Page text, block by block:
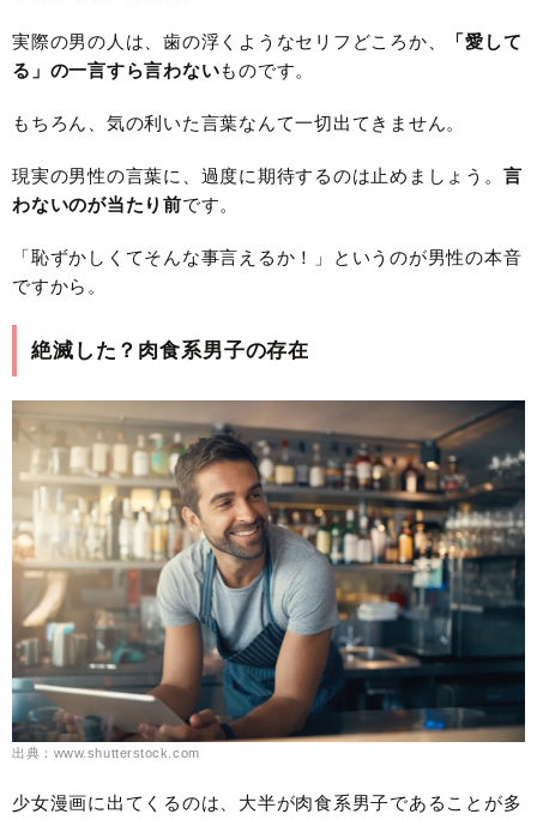
実際の男の人は、歯の浮くようなセリフどころか、
「愛して
る」の一言すら言わないものです。
もちろん、気の利いた言葉なんて一切出てきません。
現実の男性の言葉に、過度に期待するのは止めましょう。 言
わないのが当たり前です。
「恥ずかしくてそんな事言えるか！」というのが男性の本音
ですから。
絶滅した？肉食系男子の存在
出典：www.shutterstock.com
少女漫画に出てくるのは、大半が肉食系男子であることが多